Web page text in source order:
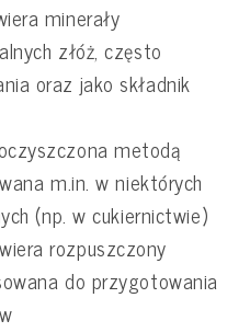
minerały
złóż, często
oraz jako składnik
metodą
m.in. w niektórych
(np. w cukiernictwie)
rozpuszczony
do przygotowania